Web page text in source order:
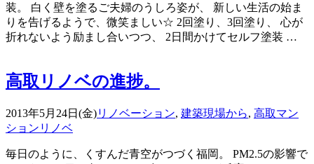
装。 白く壁を塗るご夫婦のうしろ姿が、 新しい生活の始ま
りを告げるようで、微笑ましい☆ 2回塗り、3回塗り、 心が
折れないよう励まし合いつつ、 2日間かけてセルフ塗装 …
高取リノベの進捗。
2013年5月24日(金)リノベーション, 建築現場から, 高取マン
ションリノベ
毎日のように、くすんだ青空がつづく福岡。 PM2.5の影響で